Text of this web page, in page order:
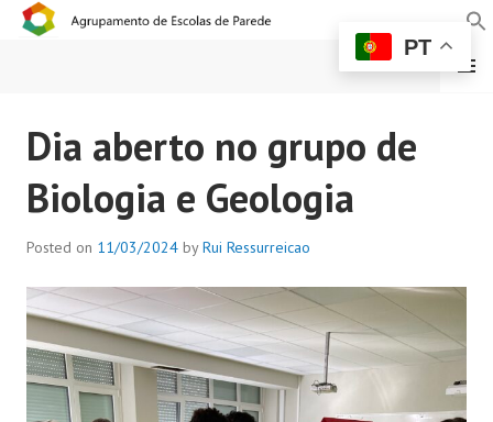
AGRUPAMENTO DE
ESCOLAS DE PAREDE
MENU
Dia aberto no grupo de
Biologia e Geologia
Posted on 11/03/2024 byRui Ressurreicao
PT